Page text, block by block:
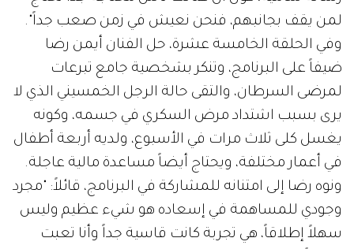
لمن يقف بجانبهم، فنحن نعيش في زمن صعب جداً".
وفي الحلقة الخامسة عشرة، حل الفنان أيمن رضا
ضيفاً على البرنامج، وتنكر بشخصية جامع تبرعات
لمرضى السرطان، والتقى حالة الرجل الخمسيني الذي لا
يرى بسبب اشتداد مرض السكري في جسمه، وكونه
يغسل كلى ثلاث مرات في الأسبوع، ولديه أربعة أطفال
في أعمار مختلفة، ويحتاج أيضاً مساعدة مالية عاجلة.
ونوه رضا إلى امتنانه للمشاركة في البرنامج، قائلاً: "مجرد
وجودي للمساهمة في إسعاده هو شيء عظيم وليس
سهلاً إطلاقاً، هي تجربة كانت قاسية جداً وأنا تعبت